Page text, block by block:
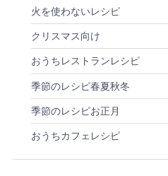
火を使わないレシピ
クリスマス向け
おうちレストランレシピ
季節のレシピ春夏秋冬
季節のレシピお正月
おうちカフェレシピ